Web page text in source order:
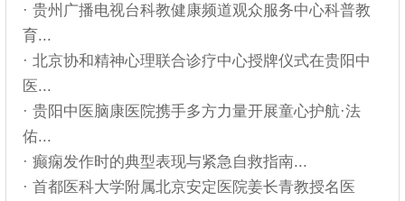
· 贵州广播电视台科教健康频道观众服务中心科普教
育...
· 北京协和精神心理联合诊疗中心授牌仪式在贵阳中
医...
· 贵阳中医脑康医院携手多方力量开展童心护航·法
佑...
· 癫痫发作时的典型表现与紧急自救指南...
· 首都医科大学附属北京安定医院姜长青教授名医